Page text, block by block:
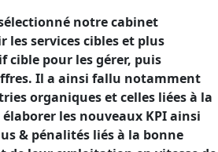
notre cabinet
les services cibles et plus
cible pour les gérer, puis
Il a ainsi fallu notamment
organiques et celles liées à la
les nouveaux KPI ainsi
& pénalités liés à la bonne